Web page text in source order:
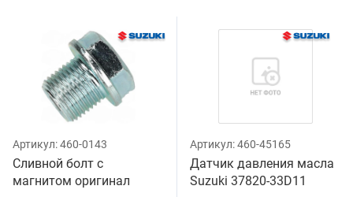
Артикул:460-0143
Сливной болт с
магнитом оригинал
Артикул:460-45165
Датчик давления масла
Suzuki 37820-33D11